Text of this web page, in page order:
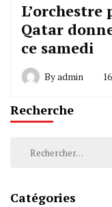
Qatar
ce samedi
Byadmin
Recherche
Rechercher :
Catégories